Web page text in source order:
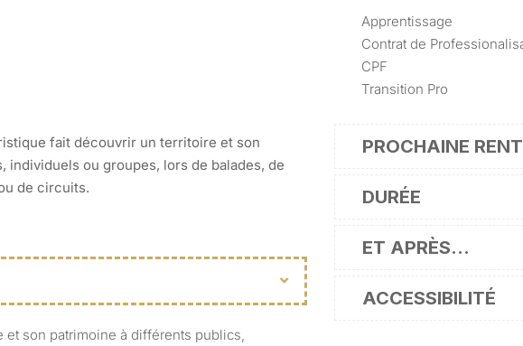
fait découvrir un territoire et son
individuels ou groupes, lors de balades, de
de circuits.
et son patrimoine à différents publics,
Apprentissage
Contrat de
CPF
Transition Pro
PROCHAINE
DURÉE
ET APRÈS…
ACCESSIBILITÉ